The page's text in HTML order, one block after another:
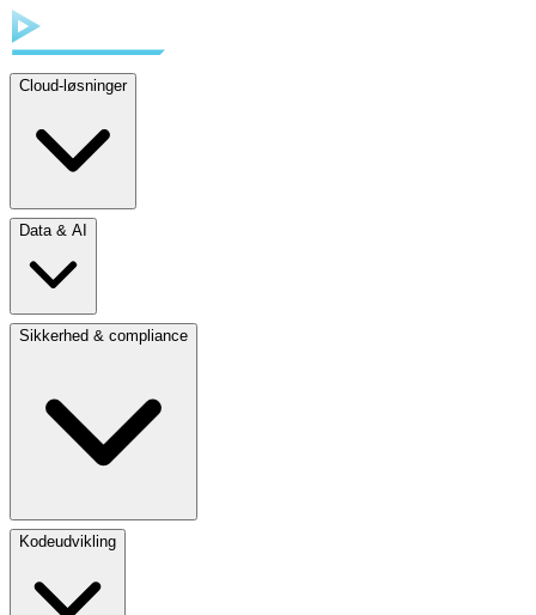
Cloud-løsninger
Data & AI
Sikkerhed & compliance
Kodeudvikling